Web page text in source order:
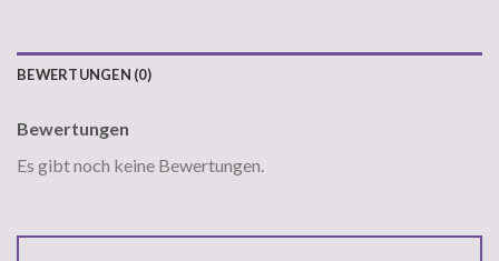
BEWERTUNGEN (0)
Bewertungen
Es gibt noch keine Bewertungen.